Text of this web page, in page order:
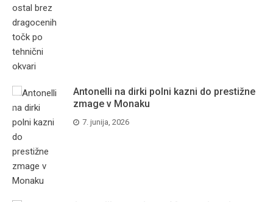
Antonelli na dirki polni kazni do prestižne
zmage v Monaku
7. junija, 2026